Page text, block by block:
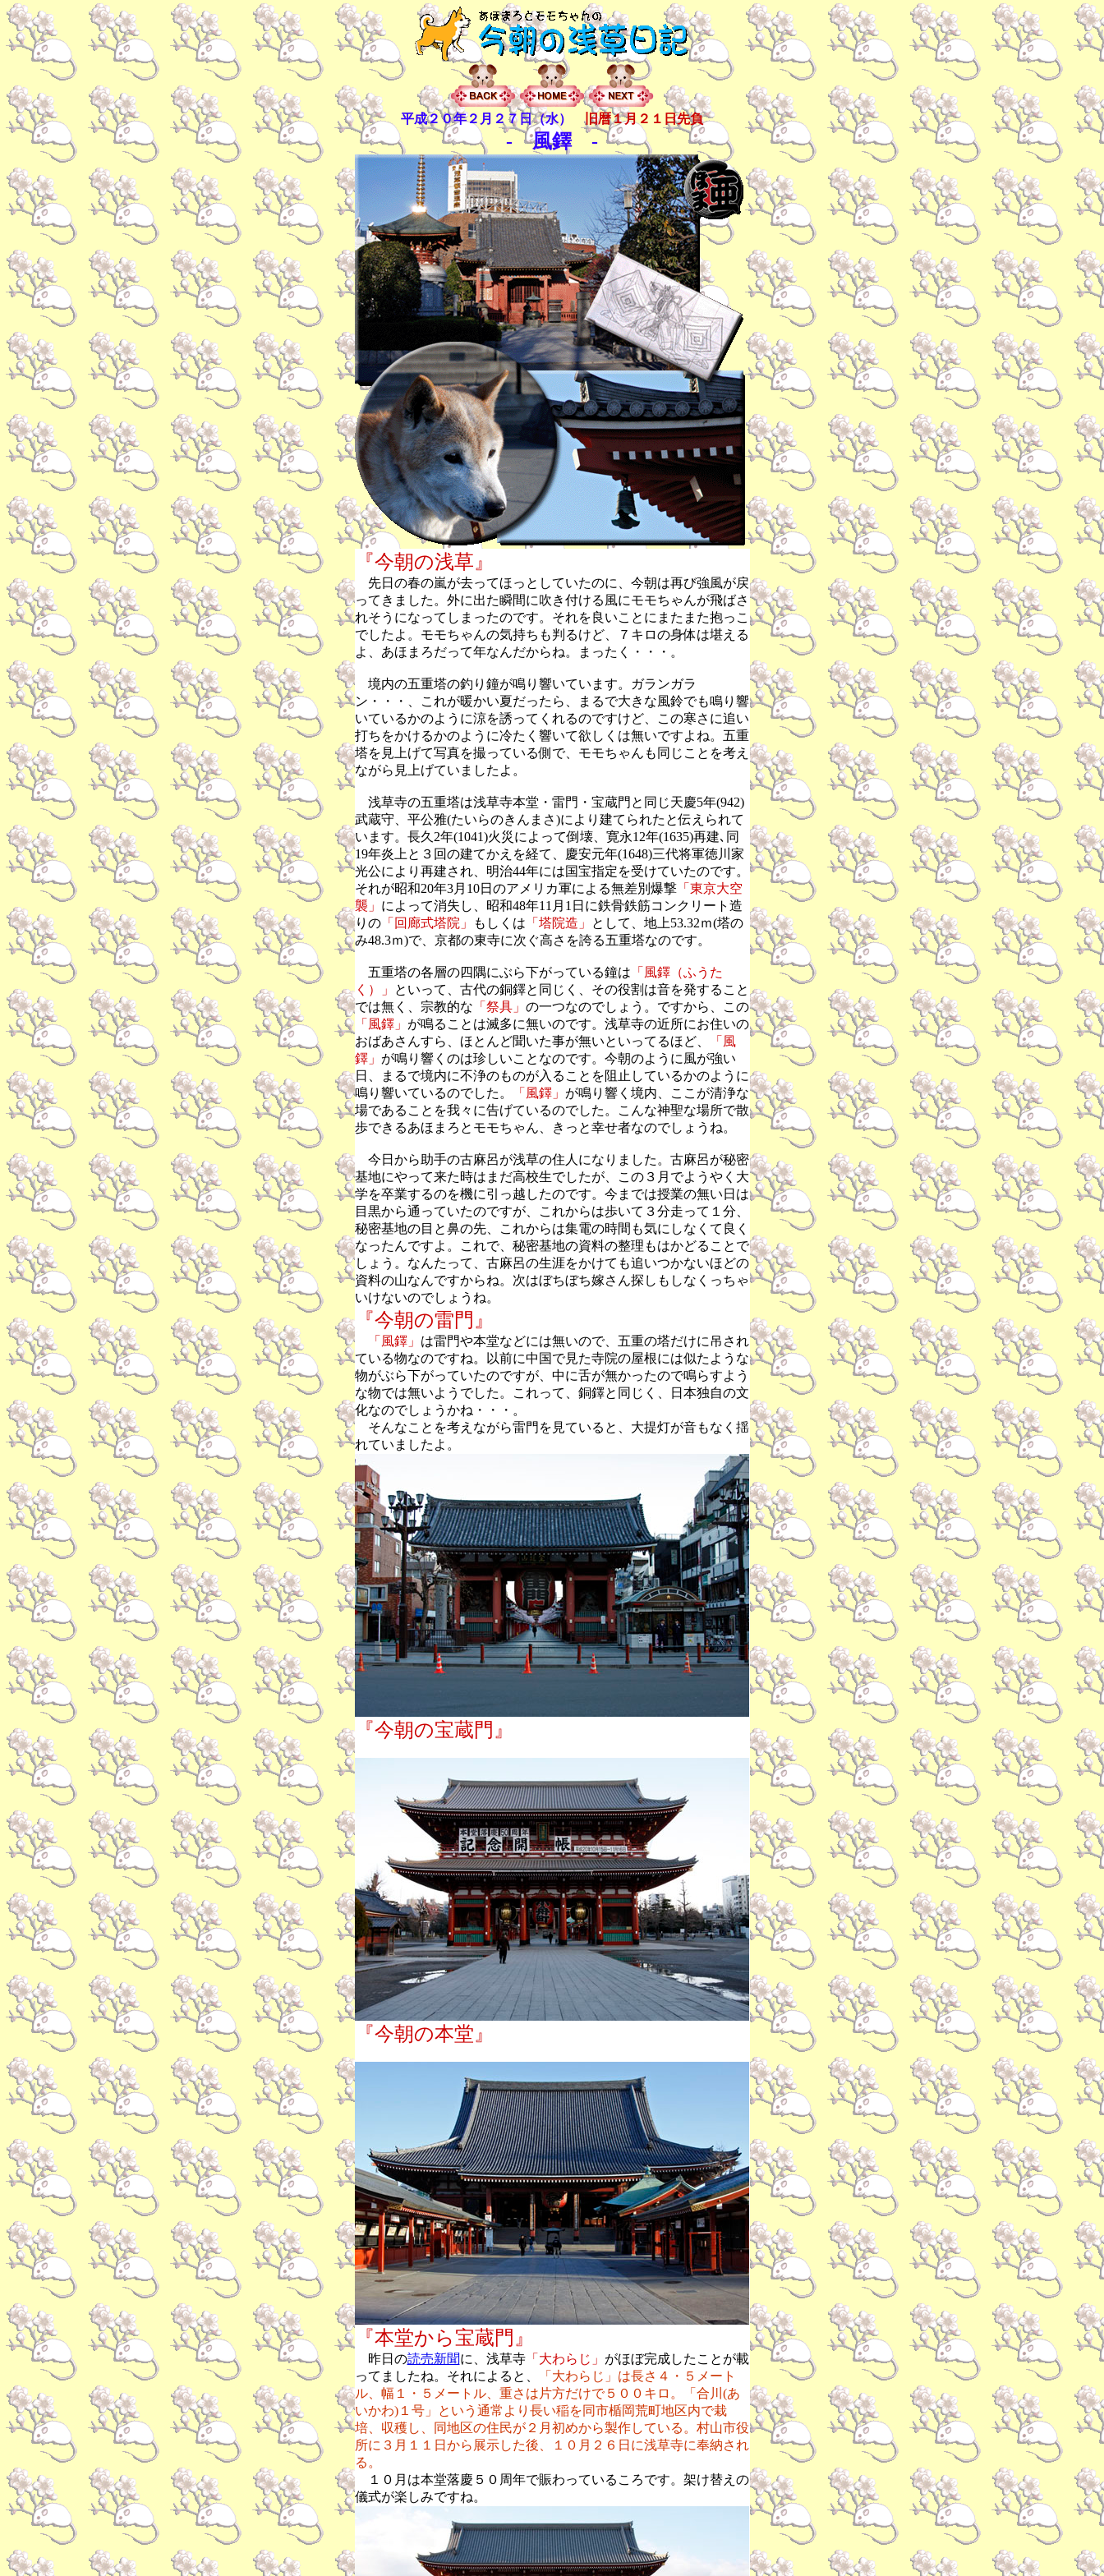
平成２０年２月２７日（水） 旧暦１月２１日先負
- 風鐸 -
『今朝の浅草』
先日の春の嵐が去ってほっとしていたのに、今朝は再び強風が戻
ってきました。外に出た瞬間に吹き付ける風にモモちゃんが飛ばさ
れそうになってしまったのです。それを良いことにまたまた抱っこ
でしたよ。モモちゃんの気持ちも判るけど、７キロの身体は堪える
よ、あほまろだって年なんだからね。まったく・・・。
境内の五重塔の釣り鐘が鳴り響いています。ガランガラ
ン・・・、これが暖かい夏だったら、まるで大きな風鈴でも鳴り響
いているかのように涼を誘ってくれるのですけど、この寒さに追い
打ちをかけるかのように冷たく響いて欲しくは無いですよね。五重
塔を見上げて写真を撮っている側で、モモちゃんも同じことを考え
ながら見上げていましたよ。
浅草寺の五重塔は浅草寺本堂・雷門・宝蔵門と同じ天慶5年(942)
武蔵守、平公雅(たいらのきんまさ)により建てられたと伝えられて
います。長久2年(1041)火災によって倒壊、寛永12年(1635)再建､同
19年炎上と３回の建てかえを経て、慶安元年(1648)三代将軍徳川家
光公により再建され、明治44年には国宝指定を受けていたのです。
それが昭和20年3月10日のアメリカ軍による無差別爆撃「東京大空
襲」 によって消失し、昭和48年11月1日に鉄骨鉄筋コンクリート造
りの「回廊式塔院」 もしくは 「塔院造」
として、地上53.32ｍ(塔の
み48.3ｍ)で、京都の東寺に次ぐ高さを誇る五重塔なのです。
五重塔の各層の四隅にぶら下がっている鐘は 「風鐸（ふうた
く）」
といって、古代の銅鐸と同じく、その役割は音を発すること
では無く、宗教的な 「祭具」 の一つなのでしょう。ですから、この
「風鐸」 が鳴ることは滅多に無いのです。浅草寺の近所にお住いの
おばあさんすら、ほとんど聞いた事が無いといってるほど、
「風
鐸」 が鳴り響くのは珍しいことなのです。今朝のように風が強い
日、まるで境内に不浄のものが入ることを阻止しているかのように
鳴り響いているのでした。
「風鐸」 が鳴り響く境内、ここが清浄な
場であることを我々に告げているのでした。こんな神聖な場所で散
歩できるあほまろとモモちゃん、きっと幸せ者なのでしょうね。
今日から助手の古麻呂が浅草の住人になりました。古麻呂が秘密
基地にやって来た時はまだ高校生でしたが、この３月でようやく大
学を卒業するのを機に引っ越したのです。今までは授業の無い日は
目黒から通っていたのですが、これからは歩いて３分走って１分、
秘密基地の目と鼻の先、これからは集電の時間も気にしなくて良く
なったんですよ。これで、秘密基地の資料の整理もはかどることで
しょう。なんたって、古麻呂の生涯をかけても追いつかないほどの
資料の山なんですからね。次はぼちぼち嫁さん探しもしなくっちゃ
いけないのでしょうね。
『今朝の雷門』
「風鐸」 は雷門や本堂などには無いので、五重の塔だけに吊され
ている物なのですね。以前に中国で見た寺院の屋根には似たような
物がぶら下がっていたのですが、中に舌が無かったので鳴らすよう
な物では無いようでした。これって、銅鐸と同じく、日本独自の文
化なのでしょうかね・・・。
そんなことを考えながら雷門を見ていると、大提灯が音もなく揺
れていましたよ。
『今朝の宝蔵門』
『今朝の本堂』
『本堂から宝蔵門』
昨日の読売新聞に、浅草寺「大わらじ」 がほぼ完成したことが載
ってましたね。それによると、
「大わらじ」は長さ４・５メート
ル、幅１・５メートル、重さは片方だけで５００キロ。「合川(あ
いかわ)１号」という通常より長い稲を同市楯岡荒町地区内で栽
培、収穫し、同地区の住民が２月初めから製作している。村山市役
所に３月１１日から展示した後、１０月２６日に浅草寺に奉納され
る。
１０月は本堂落慶５０周年で賑わっているころです。架け替えの
儀式が楽しみですね。